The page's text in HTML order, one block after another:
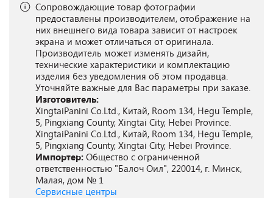
Сопровождающие товар фотографии
предоставлены производителем, отображение на
них внешнего вида товара зависит от настроек
экрана и может отличаться от оригинала.
Производитель может изменять дизайн,
технические характеристики и комплектацию
изделия без уведомления об этом продавца.
Уточняйте важные для Вас параметры при заказе.
Изготовитель:
XingtaiPanini Co.Ltd., Китай, Room 134, Hegu Temple,
5, Pingxiang County, Xingtai City, Hebei Province.
XingtaiPanini Co.Ltd., Китай, Room 134, Hegu Temple,
5, Pingxiang County, Xingtai City, Hebei Province.
Импортер: Общество с ограниченной
ответственностью "Балоч Оил", 220014, г. Минск,
Малая, дом № 1
Сервисные центры